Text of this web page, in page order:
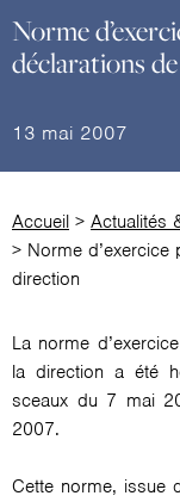
Norme
déclarations
13 mai 2007
Accueil > Actualités
> Norme
direction
La norme
la direction a été
sceaux du 7 mai
2007.
Cette norme, issue